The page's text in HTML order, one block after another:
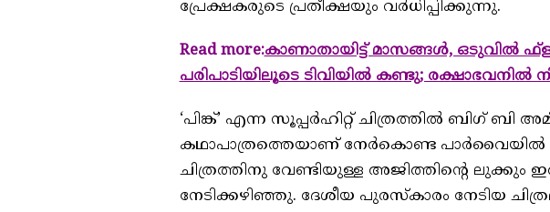
പ്രേക്ഷകരുടെ പ്രതീക്ഷയും വര്‍ധിപ്പിക്കുന്നു.
Read more:കാണാതായിട്ട് മാസങ്ങള്‍, ഒടുവില്‍
പരിപാടിയിലൂടെ ടിവിയില്‍ കണ്ടു; രക്ഷാഭവനില്‍
‘പിങ്ക്’ എന്ന സൂപ്പര്‍ഹിറ്റ് ചിത്രത്തില്‍ ബിഗ് ബി
കഥാപാത്രത്തെയാണ് നേര്‍കൊണ്ട പാര്‍വൈയില്‍
ചിത്രത്തിനു വേണ്ടിയുള്ള അജിത്തിന്റെ ലുക്കും
നേടിക്കഴിഞ്ഞു. ദേശീയ പുരസ്‌കാരം നേടിയ